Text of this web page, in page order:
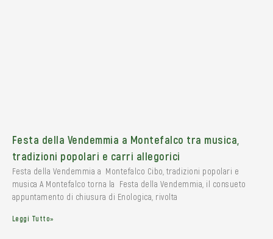
Festa della Vendemmia a Montefalco tra musica,
tradizioni popolari e carri allegorici
Festa della Vendemmia a Montefalco Cibo, tradizioni popolari e
musica A Montefalco torna la Festa della Vendemmia, il consueto
appuntamento di chiusura di Enologica, rivolta
Leggi Tutto»